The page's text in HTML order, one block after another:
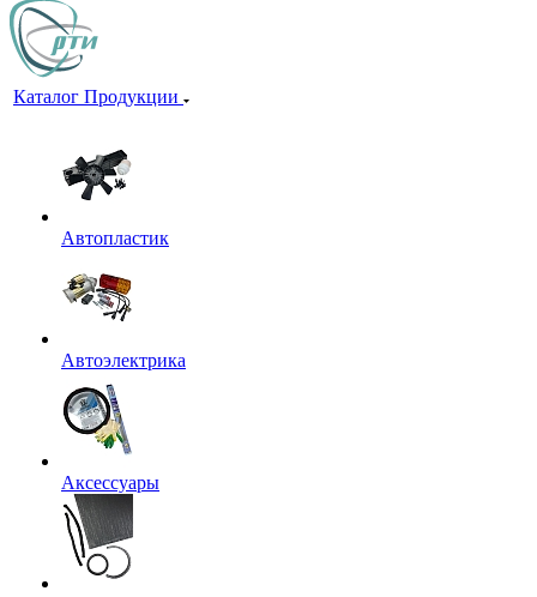
Каталог Продукции
Автопластик
Автоэлектрика
Аксессуары